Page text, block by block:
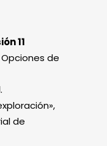
11
de
de